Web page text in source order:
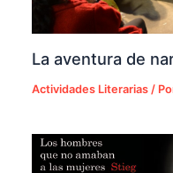
La aventura de
Actividades Literarias /